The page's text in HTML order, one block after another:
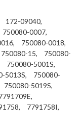
172-09040,
750080-0007,
750080-0018,
750080-15,
750080-
750080-5001S,
5013S,
750080-
750080-5019S,
7791758I,